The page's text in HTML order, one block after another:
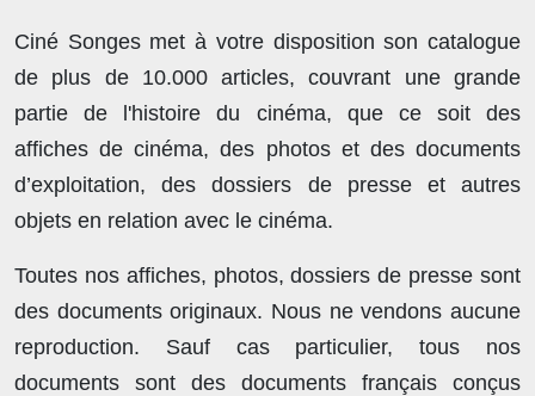
Ciné Songes met à votre disposition son catalogue
de plus de 10.000 articles, couvrant une grande
partie de l'histoire du cinéma, que ce soit des
affiches de cinéma, des photos et des documents
d’exploitation, des dossiers de presse et autres
objets en relation avec le cinéma.
Toutes nos affiches, photos, dossiers de presse sont
des documents originaux. Nous ne vendons aucune
reproduction. Sauf cas particulier, tous nos
documents sont des documents français conçus